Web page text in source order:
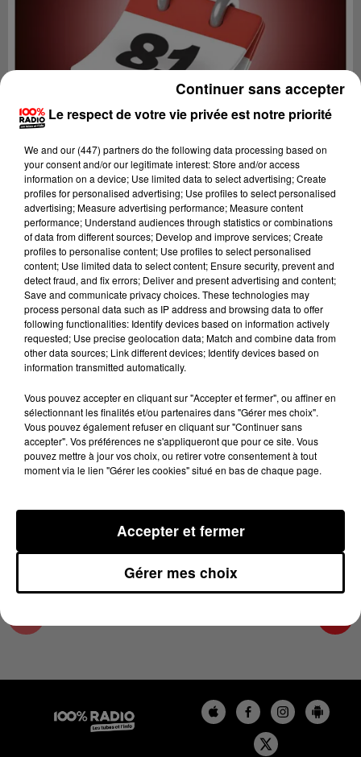
Lecture (1 min 15 sec)
100%
100% Radio l'agenda du sud Tarn
7 avril 2024 - 1 min 15 sec
L'AGENDA DU SUD TARN DU 07/04/2024 À
09H38
L'AGENDA DU SUD TARN
Le respect de votre vie privée est notre priorité
We and our (447) partnersdo the following data processing based on
your consent and/or our legitimate interest: Store and/or access
information on a device; Use limited data to select advertising; Create
profiles for personalised advertising; Use profiles to select personalised
advertising; Measure advertising performance; Measure content
performance; Understand audiences through statistics or combinations
of data from different sources; Develop and improve services; Create
profiles to personalise content; Use profiles to select personalised
content; Use limited data to select content; Ensure security, prevent and
detect fraud, and fix errors; Deliver and present advertising and content;
Save and communicate privacy choices. These technologies may
process personal data such as IP address and browsing data to offer
following functionalities: Identify devices based on information actively
requested; Use precise geolocation data; Match and combine data from
other data sources; Link different devices; Identify devices based on
information transmitted automatically.
Vous pouvez accepter en cliquant sur "Accepter et fermer", ou affiner en
sélectionnant les finalités et/ou partenaires dans "Gérer mes choix".
Vous pouvez également refuser en cliquant sur "Continuer sans
accepter". Vos préférences ne s'appliqueront que pour ce site. Vous
pouvez mettre à jour vos choix, ou retirer votre consentement à tout
moment via le lien "Gérer les cookies" situé en bas de chaque page.
Gérer mes choix
Accepter et fermer
Continuer sans accepter